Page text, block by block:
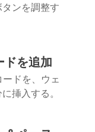
Snapchat
ンを調整す
ドを追加
ドを、ウェ
挿入する。